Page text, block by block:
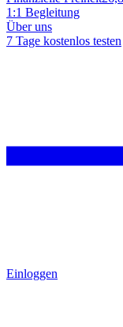
1:1 Begleitung
Über uns
7 Tage kostenlos testen
Einloggen